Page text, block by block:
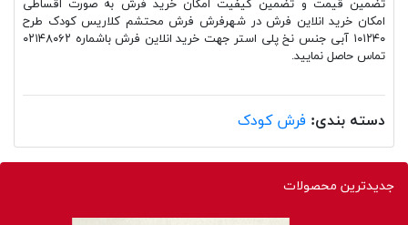
تضمین قیمت و تضمین کیفیت امکان خرید فرش به صورت اقساطی
امکان خرید انلاین فرش در شهرفرش فرش محتشم کلاریس کودک طرح
۱۰۱۲۴۰ آبی جنس نخ پلی استر جهت خرید انلاین فرش باشماره ۰۲۱۴۸۰۶۲
تماس حاصل نمایید.
دسته بندی: فرش کودک
جدیدترین محصولات